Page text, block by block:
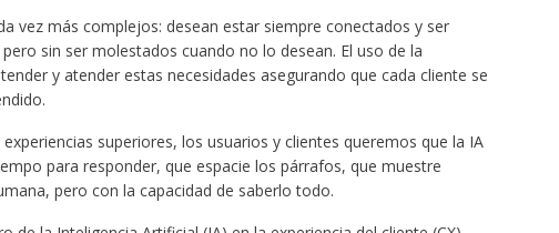
vez más complejos: desean estar siempre conectados y ser
sin ser molestados cuando no lo desean. El uso de la
y atender estas necesidades asegurando que cada cliente se
superiores, los usuarios y clientes queremos que la IA
para responder, que espacie los párrafos, que muestre
pero con la capacidad de saberlo todo.